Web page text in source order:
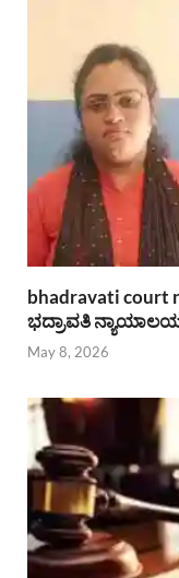
bhadravati court
ಭದ್ರಾವತಿ
May 8, 2026